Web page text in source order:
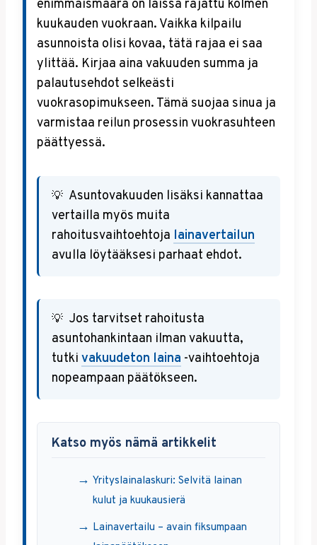
enimmäismäärä on laissa rajattu kolmen
kuukauden vuokraan. Vaikka kilpailu
asunnoista olisi kovaa, tätä rajaa ei saa
ylittää. Kirjaa aina vakuuden summa ja
palautusehdot selkeästi
vuokrasopimukseen. Tämä suojaa sinua ja
varmistaa reilun prosessin vuokrasuhteen
päättyessä.
Asuntovakuuden lisäksi kannattaa
vertailla myös muita
rahoitusvaihtoehtoja lainavertailun
avulla löytääksesi parhaat ehdot.
Jos tarvitset rahoitusta
asuntohankintaan ilman vakuutta,
tutki vakuudeton laina -vaihtoehtoja
nopeampaan päätökseen.
Katso myös nämä artikkelit
Yrityslainalaskuri: Selvitä lainan
kulut ja kuukausierä
Lainavertailu – avain fiksumpaan